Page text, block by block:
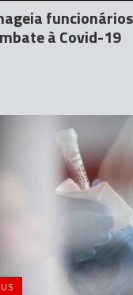
à Covid-19